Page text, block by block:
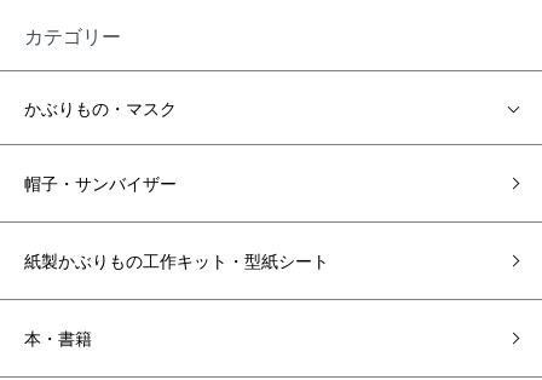
カテゴリー
かぶりもの・マスク
帽子・サンバイザー
紙製かぶりもの工作キット・型紙シート
本・書籍